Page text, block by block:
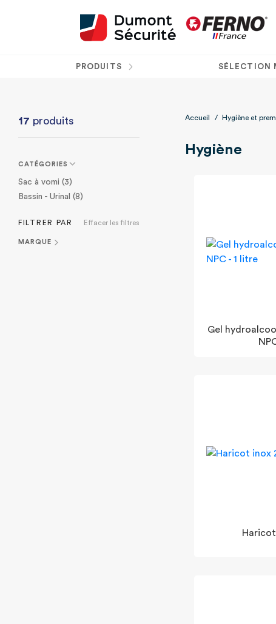
PRODUITS SÉLECTION
17 produits
CATÉGORIES
Sac à vomi (3)
Bassin - Urinal (8)
FILTRER PAR Effacer les filtres
MARQUE
Accueil / Hygiène et
Hygiène
Gel hydroalcoolique ANIOSGEL 85